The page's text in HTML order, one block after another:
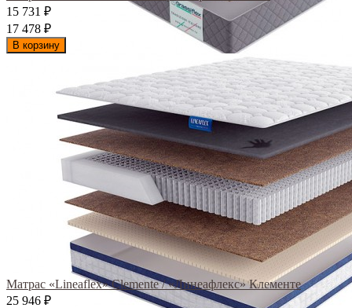
15 731
₽
17 478 ₽
В корзину
Матрас «Lineaflex» Clemente / «Линеафлекс» Клементе
25 946 ₽